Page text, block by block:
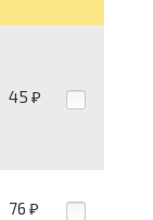
45 ₽
76 ₽